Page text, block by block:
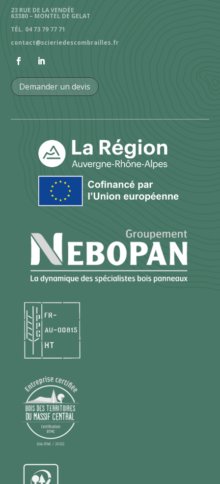
23 RUE DE LA VENDÉE
63380 – MONTEL DE GELAT
TÉL. 04 73 79 77 71
contact@scieriedescombrailles.fr
Demander un devis